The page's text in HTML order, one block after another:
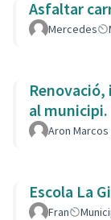
Asfaltar
Mercedes
al municipi.
Aron
Escola La
Fran